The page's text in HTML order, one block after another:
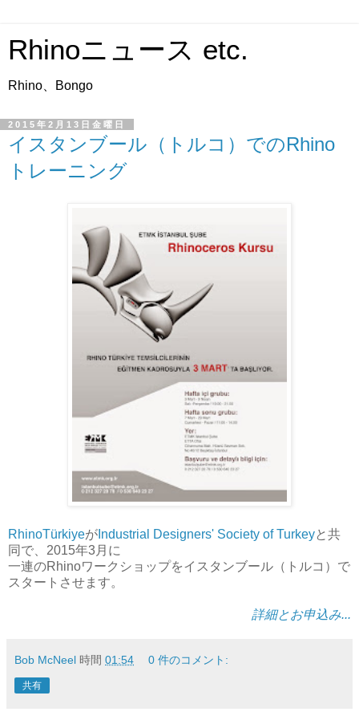
Rhinoニュース etc.
Rhino、Bongo
2015年2月13日金曜日
イスタンブール（トルコ）でのRhino
トレーニング
RhinoTürkiyeが Industrial Designers' Society of Turkeyと共
同で、2015年3月に
一連のRhinoワークショップをイスタンブール（トルコ）で
スタートさせます。
詳細とお申込み...
Bob McNeel 時間 01:54 0 件のコメント:
共有